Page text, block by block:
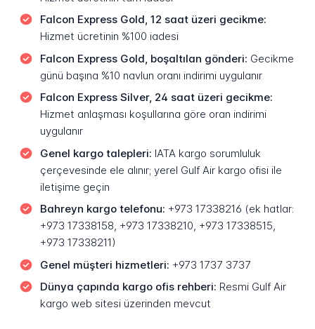
Falcon Express Gold, 12 saat üzeri gecikme:
Hizmet ücretinin %100 iadesi
Falcon Express Gold, boşaltılan gönderi: Gecikme
günü başına %10 navlun oranı indirimi uygulanır
Falcon Express Silver, 24 saat üzeri gecikme:
Hizmet anlaşması koşullarına göre oran indirimi
uygulanır
Genel kargo talepleri: IATA kargo sorumluluk
çerçevesinde ele alınır; yerel Gulf Air kargo ofisi ile
iletişime geçin
Bahreyn kargo telefonu: +973 17338216 (ek hatlar:
+973 17338158, +973 17338210, +973 17338515,
+973 17338211)
Genel müşteri hizmetleri: +973 1737 3737
Dünya çapında kargo ofis rehberi: Resmi Gulf Air
kargo web sitesi üzerinden mevcut